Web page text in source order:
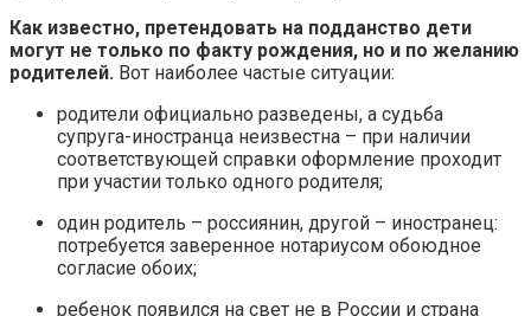
Как известно, претендовать на подданство дети
могут не только по факту рождения, но и по желанию
родителей. Вот наиболее частые ситуации:
родители официально разведены, а судьба
супруга-иностранца неизвестна – при наличии
соответствующей справки оформление проходит
при участии только одного родителя;
один родитель – россиянин, другой – иностранец:
потребуется заверенное нотариусом обоюдное
согласие обоих;
ребенок появился на свет не в России и страна